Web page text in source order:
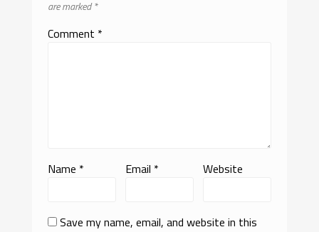
are marked*
Comment *
Name * Email * Website
Save my name, email, and website in this